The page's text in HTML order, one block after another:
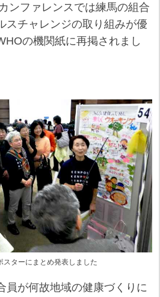
ンファレンスでは練馬の組合
スチャレンジの取り組みが優
の機関紙に再掲されまし
スターにまとめ発表しました
員が何故地域の健康づくりに